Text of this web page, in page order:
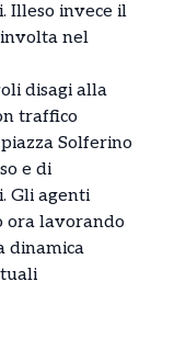
Illeso invece il
nel
disagi alla
traffico
Solferino
e di
Gli agenti
ora lavorando
dinamica